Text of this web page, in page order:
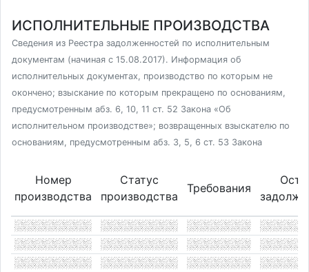
ИСПОЛНИТЕЛЬНЫЕ ПРОИЗВОДСТВА
Сведения из Реестра задолженностей по исполнительным
документам (начиная с 15.08.2017). Информация об
исполнительных документах, производство по которым не
окончено; взыскание по которым прекращено по основаниям,
предусмотренным абз. 6, 10, 11 ст. 52 Закона «Об
исполнительном производстве»; возвращенных взыскателю по
основаниям, предусмотренным абз. 3, 5, 6 ст. 53 Закона
Номер
производства
Статус
производства
Требования